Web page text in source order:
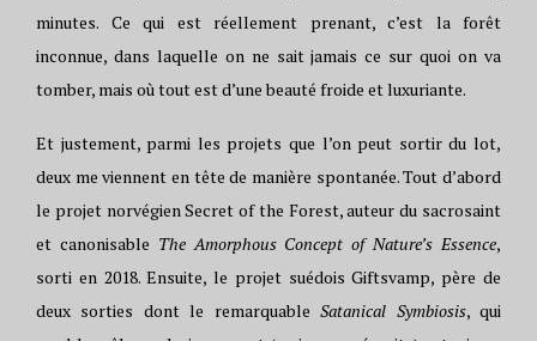
minutes. Ce qui est réellement prenant, c’est la forêt
inconnue, dans laquelle on ne sait jamais ce sur quoi on va
tomber, mais où tout est d’une beauté froide et luxuriante.
Et justement, parmi les projets que l’on peut sortir du lot,
deux me viennent en tête de manière spontanée. Tout d’abord
le projet norvégien Secret of the Forest, auteur du sacrosaint
et canonisable The Amorphous Concept of Nature’s Essence,
sorti en 2018. Ensuite, le projet suédois Giftsvamp, père de
deux sorties dont le remarquableSatanical Symbiosis, qui